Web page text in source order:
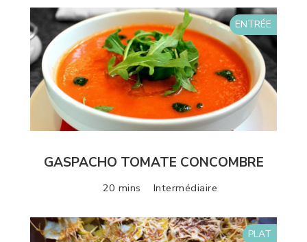
ENTRÉE
GASPACHO TOMATE CONCOMBRE
20 mins Intermédiaire
PLAT